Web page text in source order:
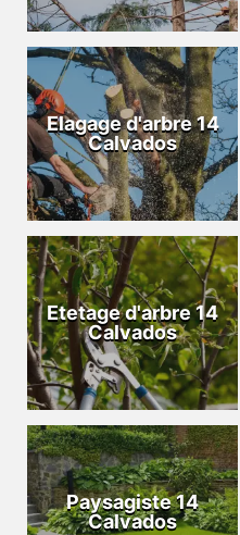
Elagage d'arbre 14
Calvados
Etetage d'arbre 14
Calvados
Paysagiste 14
Calvados